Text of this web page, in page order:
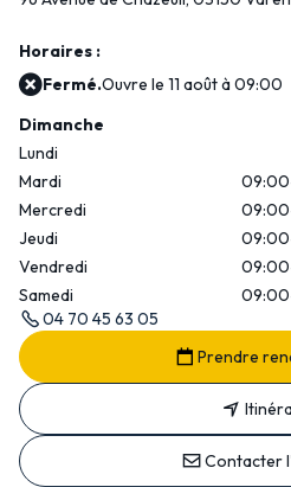
Horaires :
Fermé.Ouvre le 11 août à 09:00
Dimanche
Lundi
Mardi
Mercredi
Jeudi
Vendredi
Samedi
04 70 45 63 05
Prendre
Contacter